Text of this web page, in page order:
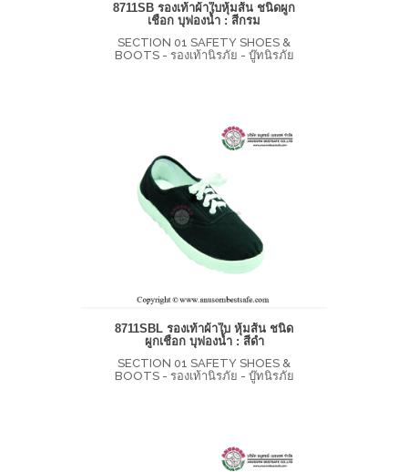
8711SB รองเท้าผ้าใบหุ้มส้น ชนิดผูก
เชือก บุฟองน้ำ : สีกรม
SECTION 01 SAFETY SHOES &
BOOTS - รองเท้านิรภัย - บู๊ทนิรภัย
8711SBL รองเท้าผ้าใบ หุ้มส้น ชนิด
ผูกเชือก บุฟองน้ำ : สีดำ
SECTION 01 SAFETY SHOES &
BOOTS - รองเท้านิรภัย - บู๊ทนิรภัย